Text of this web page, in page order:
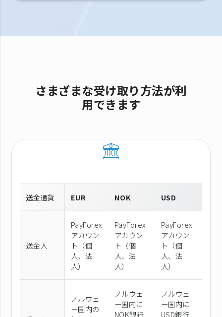
さまざまな受け取り方法が利
用できます
送金通貨 EUR NOK USD
送金人
PayForex
アカウン
ト（個
⼈、法
⼈）
PayForex
アカウン
ト（個
⼈、法
⼈）
PayForex
アカウン
ト（個
⼈、法
⼈）
ノルウェ
ー国内の
ノルウェ
ー国内に
NOK銀行
ノルウェ
ー国内に
USD銀行